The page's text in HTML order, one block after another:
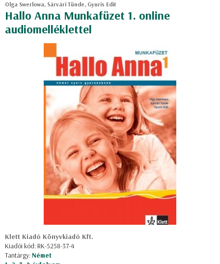
Olga Swerlowa, Sárvári Tünde, Gyuris Edit
Hallo Anna Munkafüzet 1. online
audiomelléklettel
Klett Kiadó Könyvkiadó Kft.
Kiadói kód: RK-5258-37-4
Tantárgy:Német